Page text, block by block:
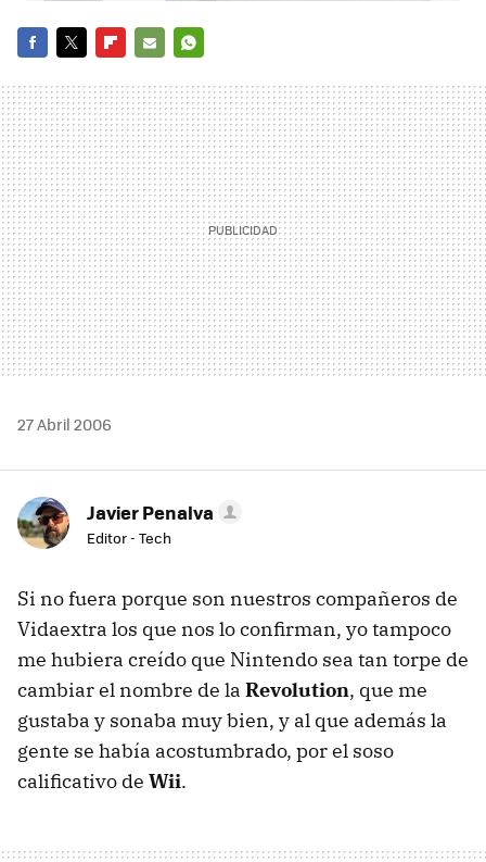
MAIL
27 Abril 2006
Javier Penalva
Editor - Tech
Si no fuera porque son nuestros compañeros de
Vidaextra los que nos lo confirman, yo tampoco
me hubiera creído que Nintendo sea tan torpe de
cambiar el nombre de la Revolution, que me
gustaba y sonaba muy bien, y al que además la
gente se había acostumbrado, por el soso
calificativo de Wii.